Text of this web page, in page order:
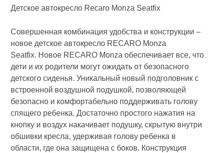
Детское автокресло Recaro Monza Seatfix
Совершенная комбинация удобства и конструкции –
новое детское автокресло RECARO Monza
Seatfix. Новое RECARO Monza обеспечивает все, что
дети и их родители могут ожидать от безопасного
детского сиденья. Уникальный новый подголовник с
встроенной воздушной подушкой, позволяющей
безопасно и комфортабельно поддерживать голову
спящего ребенка. Достаточно простого нажатия на
кнопку и воздух накачивает подушку, скрытую внутри
обшивки кресла, удерживая голову ребенка в
области, где она защищена с боков. Конструкция